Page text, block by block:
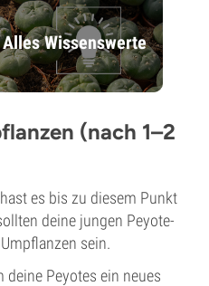
Wissenswerte
(nach 1–2
es bis zu diesem Punkt
deine jungen Peyote-
sein.
deine Peyotes ein neues